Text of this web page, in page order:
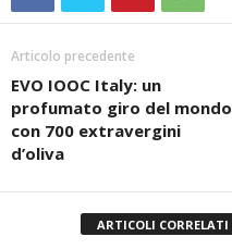
Articolo precedente
EVO IOOC Italy: un
profumato giro del mondo
con 700 extravergini
d’oliva
ARTICOLI CORRELATI